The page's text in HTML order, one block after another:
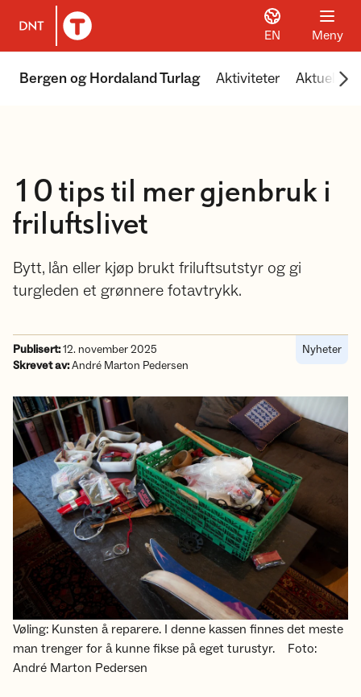
Til DNT.no forside
EN Meny
Bergen og Hordaland Turlag Aktiviteter Aktuelt
10 tips til mer gjenbruk i
friluftslivet
Bytt, lån eller kjøp brukt friluftsutstyr og gi
turgleden et grønnere fotavtrykk.
Publisert:12. november 2025
Skrevet av:André Marton Pedersen
Nyheter
Vøling: Kunsten å reparere. I denne kassen finnes det meste
man trenger for å kunne fikse på eget turustyr.
Foto:
André Marton Pedersen